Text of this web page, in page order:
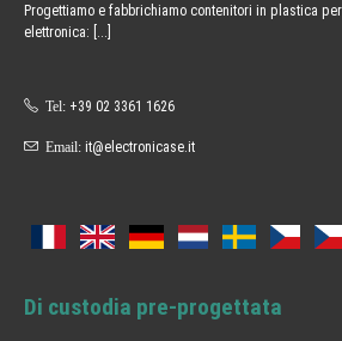
Progettiamo e fabbrichiamo contenitori in plastica
elettronica: [...]
Tel: +39 02 3361 1626
Email: it@electronicase.it
Di custodia pre-progettata